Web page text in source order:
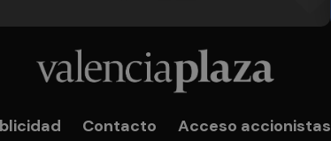
Contacto Acceso accionistas